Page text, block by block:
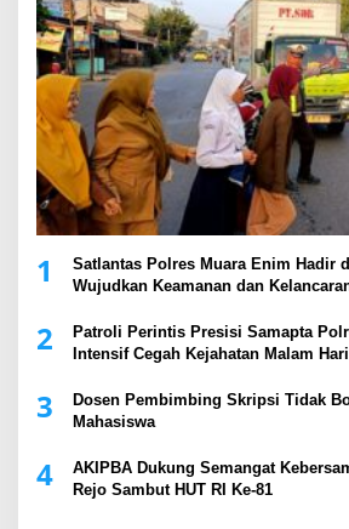
1
Satlantas Polres Muara Enim Hadir
Wujudkan Keamanan dan
2
Patroli Perintis Presisi Samapta
Intensif Cegah Kejahatan Malam Hari
3
Dosen Pembimbing Skripsi Tidak
Mahasiswa
4
AKIPBA Dukung Semangat
Rejo Sambut HUT RI Ke-81